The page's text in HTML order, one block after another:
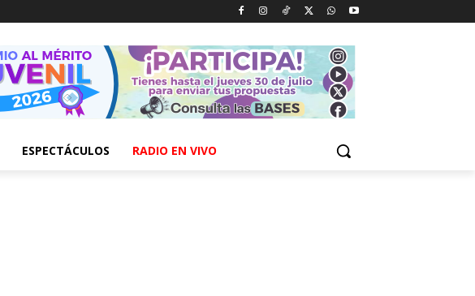
ESPECTÁCULOS RADIO EN VIVO